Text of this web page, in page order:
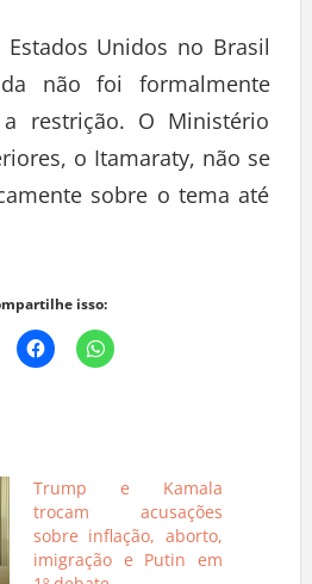
Estados Unidos no Brasil
não foi formalmente
restrição. O Ministério
o Itamaraty, não se
sobre o tema até
isso:
Trump e Kamala
trocam acusações
sobre inflação, aborto,
imigração e Putin em